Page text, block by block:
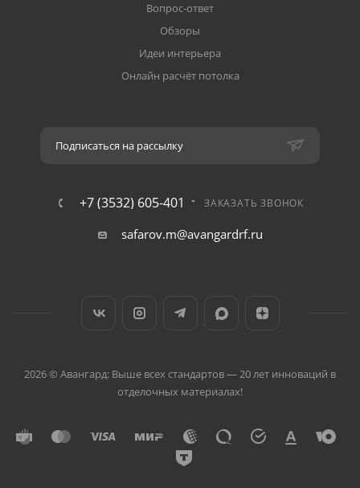
Вопрос-ответ
Обзоры
Идеи интерьера
Онлайн расчёт потолка
Подписаться на рассылку
+7 (3532) 605-401 ЗАКАЗАТЬ ЗВОНОК
safarov.m@avangardrf.ru
2026 © Авангард: Выше всех стандартов — 20 лет инноваций в
отделочных материалах!